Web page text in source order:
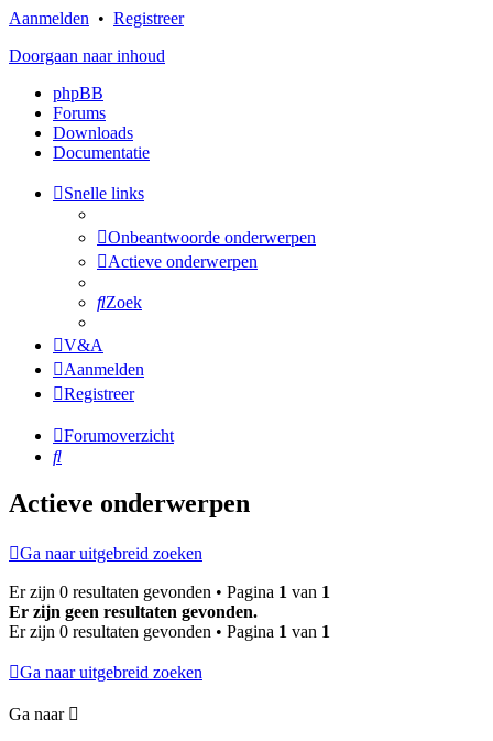
Aanmelden • Registreer
Doorgaan naar inhoud
phpBB
Forums
Downloads
Documentatie
Snelle links
Onbeantwoorde onderwerpen
Actieve onderwerpen
Zoek
V&A
Aanmelden
Registreer
Forumoverzicht
Zoek
Actieve onderwerpen
Ga naar uitgebreid zoeken
Er zijn 0 resultaten gevonden • Pagina 1 van 1
Er zijn geen resultaten gevonden.
Er zijn 0 resultaten gevonden • Pagina 1 van 1
Ga naar uitgebreid zoeken
Ga naar